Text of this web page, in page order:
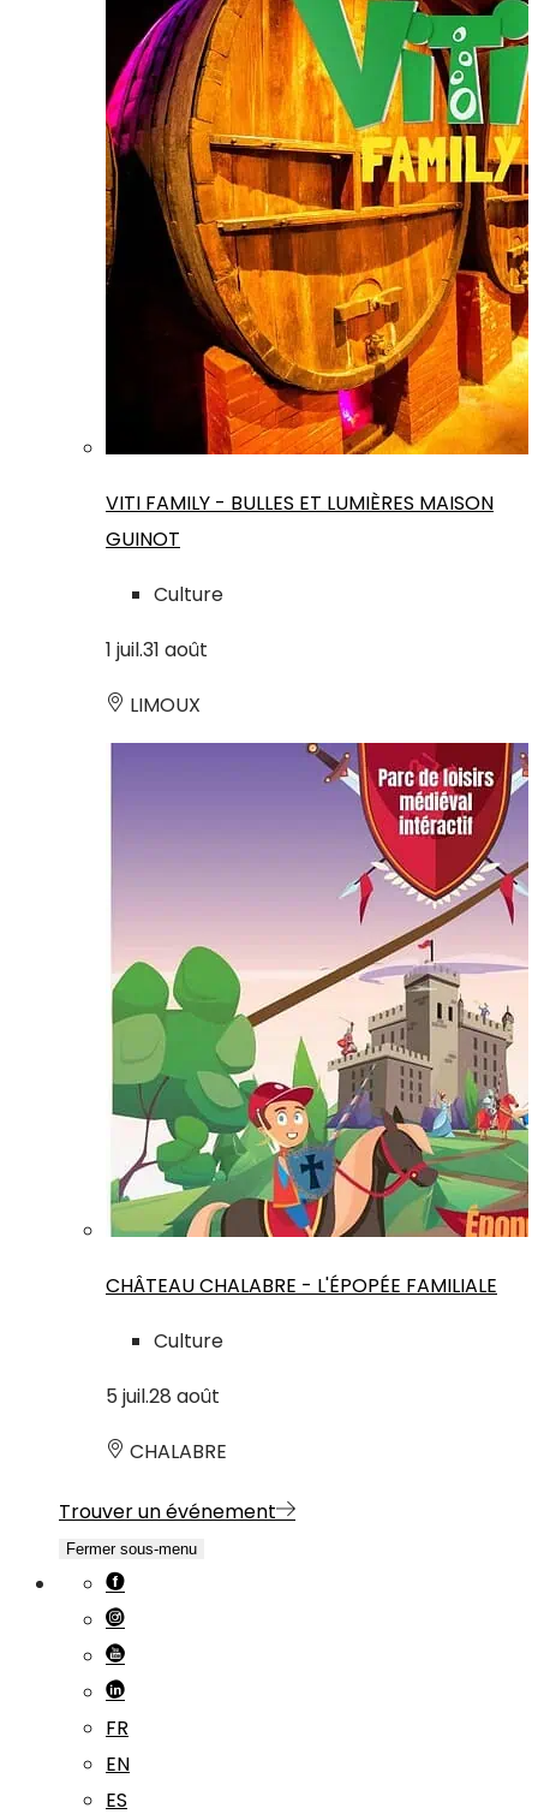
VITI FAMILY - BULLES ET LUMIÈRES MAISON
GUINOT
Culture
1 juil.31 août
LIMOUX
CHÂTEAU CHALABRE - L'ÉPOPÉE FAMILIALE
Culture
5 juil.28 août
CHALABRE
Trouver un événement
Fermer sous-menu
FR
EN
ES